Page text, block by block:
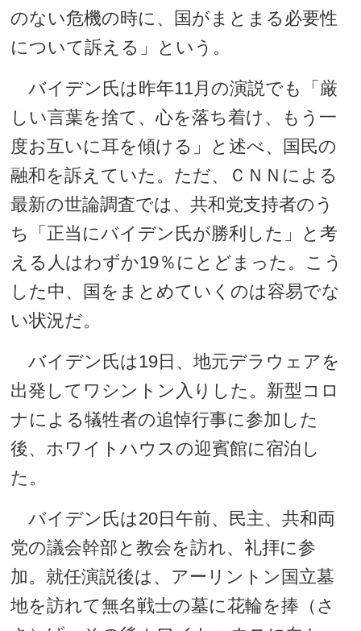
のない危機の時に、国がまとまる必要性
について訴える」という。
バイデン氏は昨年11月の演説でも「厳
しい言葉を捨て、心を落ち着け、もう一
度お互いに耳を傾ける」と述べ、国民の
融和を訴えていた。ただ、ＣＮＮによる
最新の世論調査では、共和党支持者のう
ち「正当にバイデン氏が勝利した」と考
える人はわずか19％にとどまった。こう
した中、国をまとめていくのは容易でな
い状況だ。
バイデン氏は19日、地元デラウェアを
出発してワシントン入りした。新型コロ
ナによる犠牲者の追悼行事に参加した
後、ホワイトハウスの迎賓館に宿泊し
た。
バイデン氏は20日午前、民主、共和両
党の議会幹部と教会を訪れ、礼拝に参
加。就任演説後は、アーリントン国立墓
地を訪れて無名戦士の墓に花輪を捧（さ